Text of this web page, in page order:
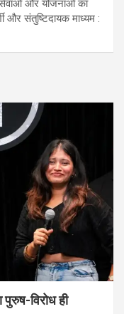
सेवाओं और योजनाओं का
और संतुष्टिदायक माध्यम :
विरोध ही